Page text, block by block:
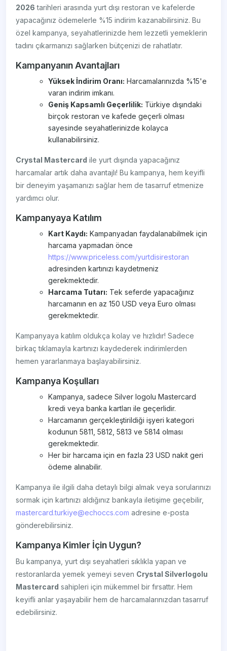
2026 tarihleri arasında yurt dışı restoran ve kafelerde
yapacağınız ödemelerle %15 indirim kazanabilirsiniz. Bu
özel kampanya, seyahatlerinizde hem lezzetli yemeklerin
tadını çıkarmanızı sağlarken bütçenizi de rahatlatır.
Kampanyanın Avantajları
Yüksek İndirim Oranı: Harcamalarınızda %15'e
varan indirim imkanı.
Geniş Kapsamlı Geçerlilik: Türkiye dışındaki
birçok restoran ve kafede geçerli olması
sayesinde seyahatlerinizde kolayca
kullanabilirsiniz.
Crystal Mastercard ile yurt dışında yapacağınız
harcamalar artık daha avantajlı! Bu kampanya, hem keyifli
bir deneyim yaşamanızı sağlar hem de tasarruf etmenize
yardımcı olur.
Kampanyaya Katılım
Kart Kaydı: Kampanyadan faydalanabilmek için
harcama yapmadan önce
https://www.priceless.com/yurtdisirestoran
adresinden kartınızı kaydetmeniz
gerekmektedir.
Harcama Tutarı: Tek seferde yapacağınız
harcamanın en az 150 USD veya Euro olması
gerekmektedir.
Kampanyaya katılım oldukça kolay ve hızlıdır! Sadece
birkaç tıklamayla kartınızı kaydederek indirimlerden
hemen yararlanmaya başlayabilirsiniz.
Kampanya Koşulları
Kampanya, sadece Silver logolu Mastercard
kredi veya banka kartları ile geçerlidir.
Harcamanın gerçekleştirildiği işyeri kategori
kodunun 5811, 5812, 5813 ve 5814 olması
gerekmektedir.
Her bir harcama için en fazla 23 USD nakit geri
ödeme alınabilir.
Kampanya ile ilgili daha detaylı bilgi almak veya sorularınızı
sormak için kartınızı aldığınız bankayla iletişime geçebilir,
mastercard.turkiye@echoccs.com adresine e-posta
gönderebilirsiniz.
Kampanya Kimler İçin Uygun?
Bu kampanya, yurt dışı seyahatleri sıklıkla yapan ve
restoranlarda yemek yemeyi seven Crystal Silverlogolu
Mastercard sahipleri için mükemmel bir fırsattır. Hem
keyifli anlar yaşayabilir hem de harcamalarınızdan tasarruf
edebilirsiniz.